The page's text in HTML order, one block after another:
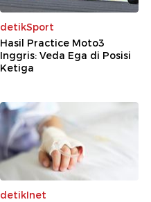
detikSport
Hasil Practice Moto3
Inggris: Veda Ega di Posisi
Ketiga
detikInet